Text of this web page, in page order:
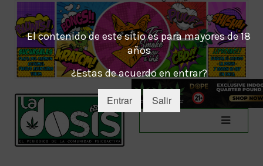
El contenido de este sitio es para mayores de 18
años
¿Estas de acuerdo en entrar?
Entrar Salir